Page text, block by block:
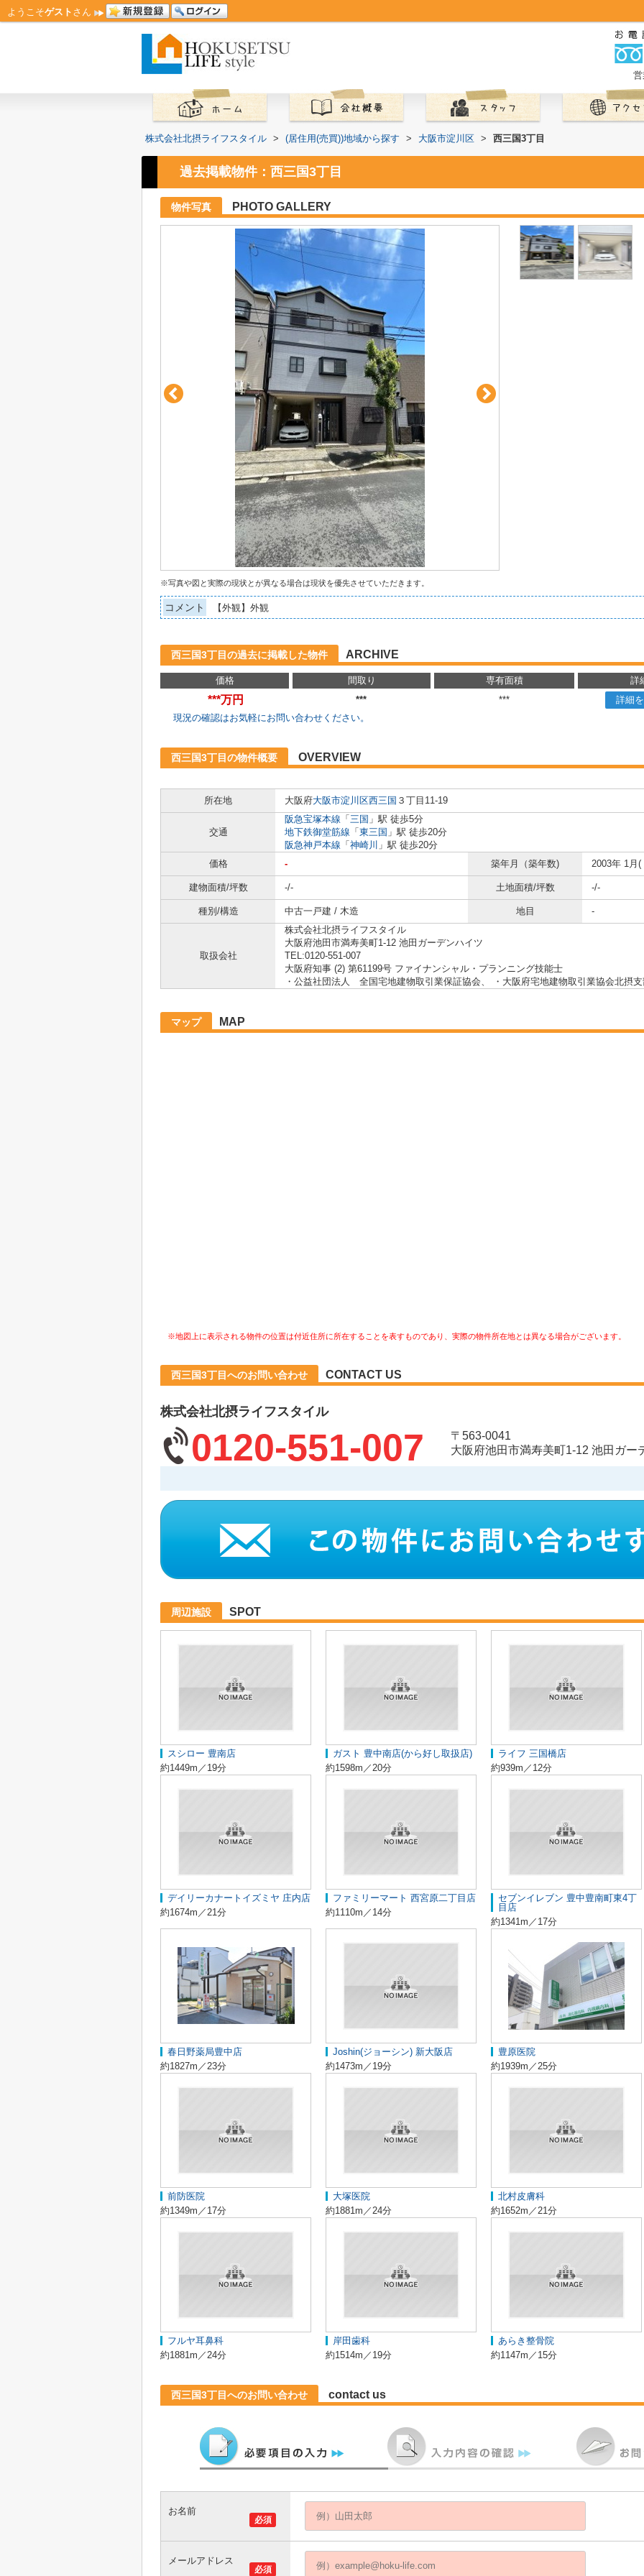
ようこそゲスト さん
株式会社北摂ライフスタイル > (居住用(売買))地域から探す > 大阪市淀川区 > 西三国3丁目
過去掲載物件：西三国3丁目
物件写真 PHOTO GALLERY
※写真や図と実際の現状とが異なる場合は現状を優先させていただきます。
コメント 【外観】外観
西三国3丁目の過去に掲載した物件 ARCHIVE
価格 間取り 専有面積 詳
***万円 *** ***
詳細
現況の確認はお気軽にお問い合わせください。
西三国3丁目の物件概要 OVERVIEW
所在地 大阪府大阪市淀川区西三国 ３丁目11-19
交通
阪急宝塚本線 「 三国 」駅 徒歩5分
地下鉄御堂筋線 「 東三国 」駅 徒歩20分
阪急神戸本線 「 神崎川 」駅 徒歩20分
価格
- 築年月（築年数) 2003年 1月(
建物面積/坪数 -/- 土地面積/坪数 -/-
種別/構造 中古一戸建 / 木造 地目 -
取扱会社
株式会社北摂ライフスタイル
大阪府池田市満寿美町1-12 池田ガーデンハイツ
TEL:0120-551-007
大阪府知事 (2) 第61199号 ファイナンシャル・プランニング技能士
・公益社団法人 全国宅地建物取引業保証協会、 ・大阪府宅地建物取引業協会北摂
マップ MAP
※地図上に表示される物件の位置は付近住所に所在することを表すものであり、実際の物件所在地とは異なる場合がございます。
西三国3丁目へのお問い合わせ CONTACT US
株式会社北摂ライフスタイル
0120-551-007
〒563-0041
大阪府池田市満寿美町1-12 池田ガー
周辺施設 SPOT
スシロー 豊南店
約1449m／19分
ガスト 豊中南店(から好し取扱店)
約1598m／20分
ライフ 三国橋店
約939m／12分
デイリーカナートイズミヤ 庄内店
約1674m／21分
ファミリーマート 西宮原二丁目店
約1110m／14分
セブンイレブン 豊中豊南町東4丁
目店
約1341m／17分
春日野薬局豊中店
約1827m／23分
Joshin(ジョーシン) 新大阪店
約1473m／19分
豊原医院
約1939m／25分
前防医院
約1349m／17分
大塚医院
約1881m／24分
北村皮膚科
約1652m／21分
フルヤ耳鼻科
約1881m／24分
岸田歯科
約1514m／19分
あらき整骨院
約1147m／15分
西三国3丁目へのお問い合わせ contact us
必須
お名前
必須
メールアドレス